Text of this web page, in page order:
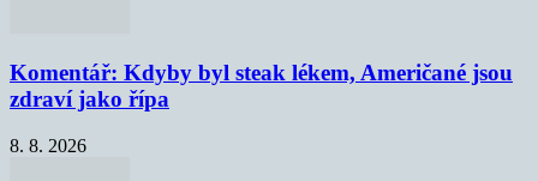
Komentář: Kdyby byl steak lékem, Američané jsou
zdraví jako řípa
8. 8. 2026